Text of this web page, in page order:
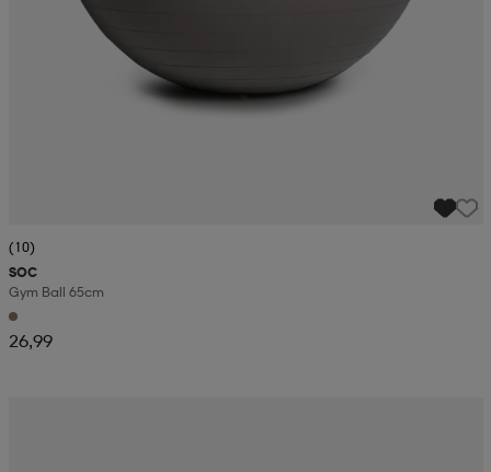
(10)
SOC
Gym Ball 65cm
26,99